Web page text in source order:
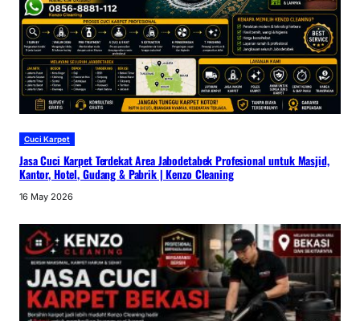
Cuci Karpet
Jasa Cuci Karpet Terdekat Area Jabodetabek Profesional untuk Masjid,
Kantor, Hotel, Gudang & Pabrik | Kenzo Cleaning
16 May 2026